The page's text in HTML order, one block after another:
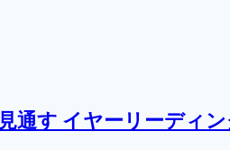
通す イヤーリーディ